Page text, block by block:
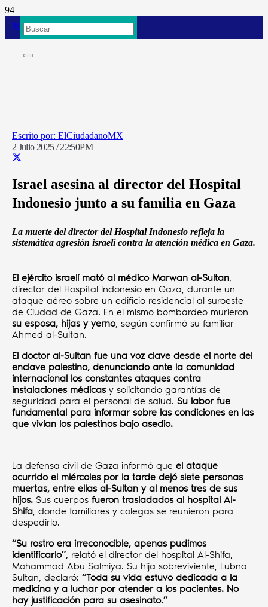
ElCiudadanoMX
2 Julio 2025 / 22:50PM
Israel asesina al director del Hospital
Indonesio junto a su familia en Gaza
La muerte del director del Hospital Indonesio refleja la
sistemática agresión israelí contra la atención médica en Gaza.
El ejército israelí mató al médico Marwan al-Sultan,
director del Hospital Indonesio en Gaza, durante un
ataque aéreo sobre un edificio residencial al suroeste
de Ciudad de Gaza. En el mismo bombardeo murieron
su esposa, hijas y yerno, según confirmó su familiar
Ahmed al-Sultan.
El doctor al-Sultan fue una voz clave desde el norte del
enclave palestino, denunciando ante la comunidad
internacional los constantes ataques contra
instalaciones médicas y solicitando garantías de
seguridad para el personal de salud. Su labor fue
fundamental para informar sobre las condiciones en las
que vivían los palestinos bajo asedio.
La defensa civil de Gaza informó que el ataque
ocurrido el miércoles por la tarde dejó siete personas
muertas, entre ellas al-Sultan y al menos tres de sus
hijos. Sus cuerpos fueron trasladados al hospital Al-
Shifa, donde familiares y colegas se reunieron para
despedirlo.
“Su rostro era irreconocible, apenas pudimos
identificarlo”, relató el director del hospital Al-Shifa,
Mohammad Abu Salmiya. Su hija sobreviviente, Lubna
Sultan, declaró: “Toda su vida estuvo dedicada a la
medicina y a luchar por atender a los pacientes. No
hay justificación para su asesinato.”